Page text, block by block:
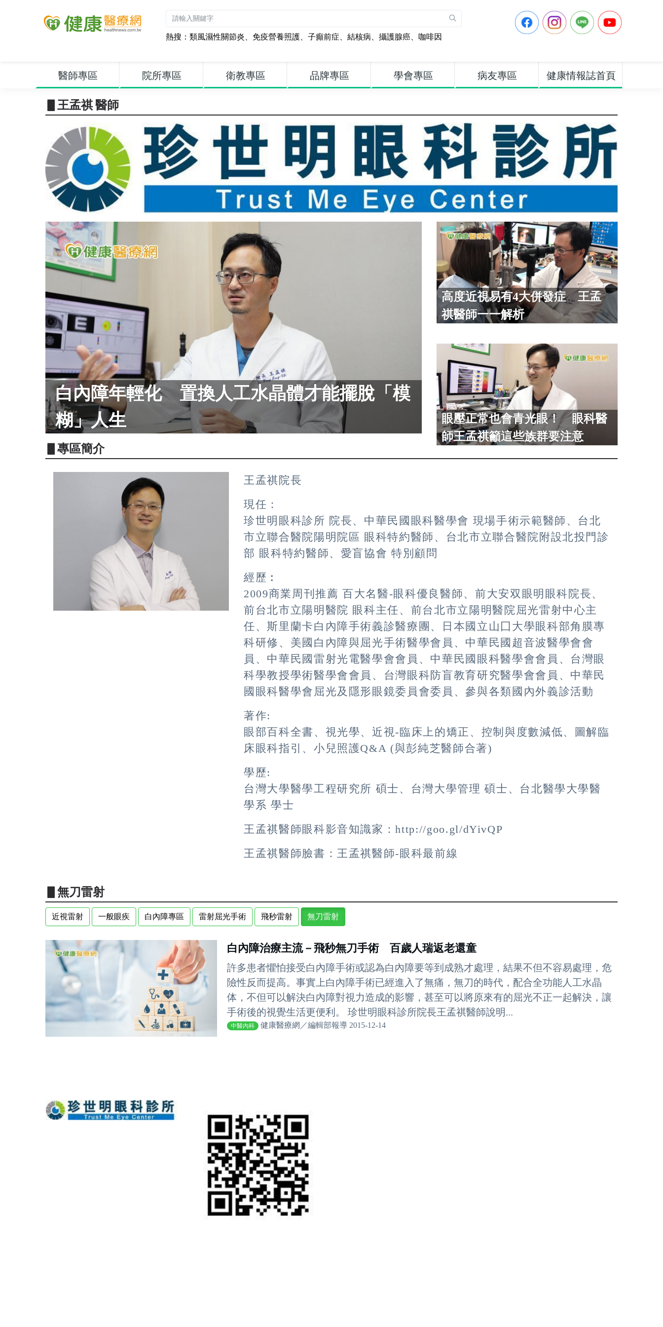
熱搜： 類風濕性關節炎、 免疫營養照護、 子癲前症、 結核病、 攝護腺癌、 咖啡因
醫師專區 院所專區 衛教專區 品牌專區 學會專區 病友專區 健康情報誌首頁
▋王孟祺 醫師
白內障年輕化 置換人工水晶體才能擺脫「模
糊」人生
高度近視易有4大併發症 王孟
祺醫師一一解析
眼壓正常也會青光眼！ 眼科醫
師王孟祺籲這些族群要注意
▋專區簡介
王孟祺院長
現任：
珍世明眼科診所 院長、中華民國眼科醫學會 現場手術示範醫師、台北
市立聯合醫院陽明院區 眼科特約醫師、台北市立聯合醫院附設北投門診
部 眼科特約醫師、愛盲協會 特別顧問
經歷︰
2009商業周刊推薦 百大名醫-眼科優良醫師、前大安双眼明眼科院長、
前台北市立陽明醫院 眼科主任、前台北市立陽明醫院屈光雷射中心主
任、斯里蘭卡白內障手術義診醫療團、日本國立山囗大學眼科部角膜專
科研修、美國白內障與屈光手術醫學會員、中華民國超音波醫學會會
員、中華民國雷射光電醫學會會員、中華民國眼科醫學會會員、台灣眼
科學教授學術醫學會會員、台灣眼科防盲教育研究醫學會會員、中華民
國眼科醫學會屈光及隱形眼鏡委員會委員、參與各類國內外義診活動
著作:
眼部百科全書、視光學、近視-臨床上的矯正、控制與度數減低、圖解臨
床眼科指引、小兒照護Q&A (與彭純芝醫師合著)
學歷:
台灣大學醫學工程研究所 碩士、台灣大學管理 碩士、台北醫學大學醫
學系 學士
王孟祺醫師眼科影音知識家：http://goo.gl/dYivQP
王孟祺醫師臉書：王孟祺醫師-眼科最前線
▋無刀雷射
近視雷射 一般眼疾 白內障專區 雷射屈光手術 飛秒雷射 無刀雷射
白內障治療主流－飛秒無刀手術 百歲人瑞返老還童
許多患者懼怕接受白內障手術或認為白內障要等到成熟才處理，結果不但不容易處理，危
險性反而提高。事實上白內障手術已經進入了無痛，無刀的時代，配合全功能人工水晶
体，不但可以解決白內障對視力造成的影響，甚至可以將原來有的屈光不正一起解決，讓
手術後的視覺生活更便利。 珍世明眼科診所院長王孟祺醫師說明...
中醫內科 健康醫療網／編輯部報導 2015-12-14